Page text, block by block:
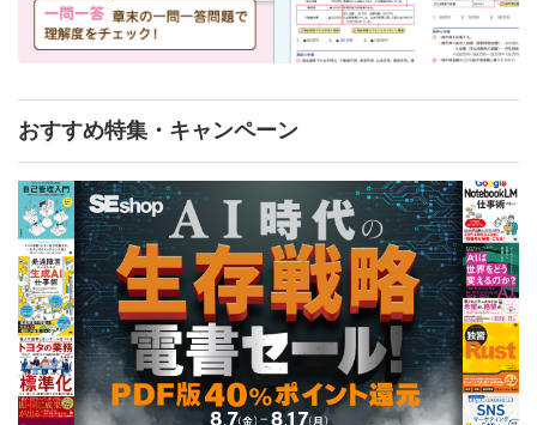
おすすめ特集・キャンペーン